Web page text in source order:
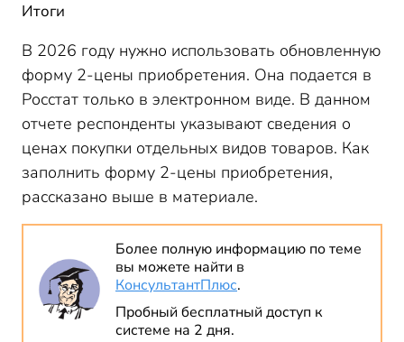
Итоги
В 2026 году нужно использовать обновленную
форму 2-цены приобретения. Она подается в
Росстат только в электронном виде. В данном
отчете респонденты указывают сведения о
ценах покупки отдельных видов товаров. Как
заполнить форму 2-цены приобретения,
рассказано выше в материале.
Более полную информацию по теме
вы можете найти в
КонсультантПлюс.
Пробный бесплатный доступ к
системе на 2 дня.